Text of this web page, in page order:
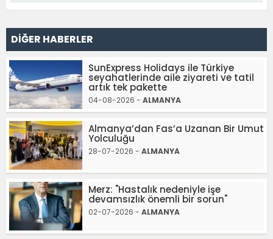
DİĞER HABERLER
SunExpress Holidays ile Türkiye
seyahatlerinde aile ziyareti ve tatil
artık tek pakette
04-08-2026 - ALMANYA
Almanya’dan Fas’a Uzanan Bir Umut
Yolculuğu
28-07-2026 - ALMANYA
Merz: "Hastalık nedeniyle işe
devamsızlık önemli bir sorun"
02-07-2026 - ALMANYA